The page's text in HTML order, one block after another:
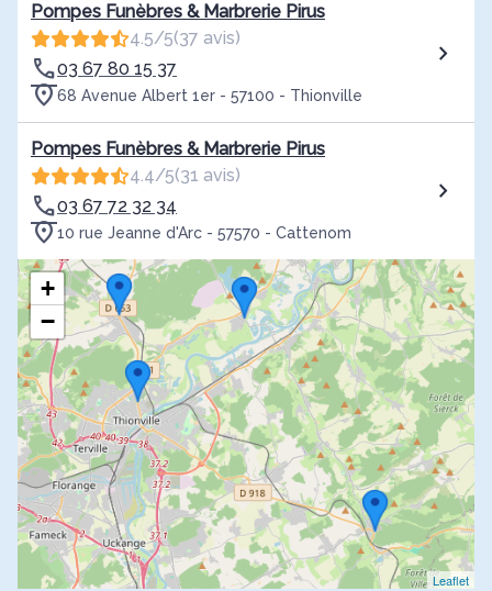
Pompes Funèbres & Marbrerie Pirus
4.5/5(37 avis)
03 67 80 15 37
68 Avenue Albert 1er - 57100 - Thionville
Pompes Funèbres & Marbrerie Pirus
4.4/5(31 avis)
03 67 72 32 34
10 rue Jeanne d'Arc - 57570 - Cattenom
+
−
Leaflet